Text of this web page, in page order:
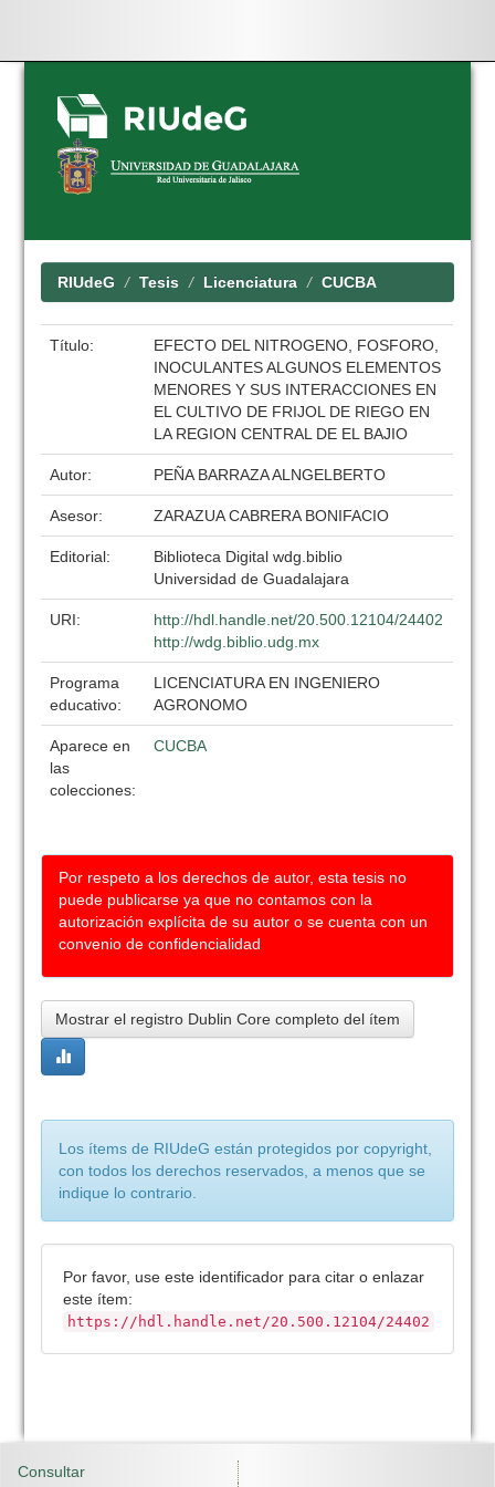
Skip
navigation
RIUdeG Tesis Licenciatura CUCBA
Título:
EFECTO DEL NITROGENO, FOSFORO,
INOCULANTES ALGUNOS ELEMENTOS
MENORES Y SUS INTERACCIONES EN
EL CULTIVO DE FRIJOL DE RIEGO EN
LA REGION CENTRAL DE EL BAJIO
Autor: PEÑA BARRAZA ALNGELBERTO
Asesor: ZARAZUA CABRERA BONIFACIO
Editorial:
Biblioteca Digital wdg.biblio
Universidad de Guadalajara
URI:
http://hdl.handle.net/20.500.12104/24402
http://wdg.biblio.udg.mx
Programa
educativo:
LICENCIATURA EN INGENIERO
AGRONOMO
Aparece en
las
colecciones:
CUCBA
Por respeto a los derechos de autor, esta tesis no
puede publicarse ya que no contamos con la
autorización explícita de su autor o se cuenta con un
convenio de confidencialidad
Mostrar el registro Dublin Core completo del ítem
Los ítems de RIUdeG están protegidos por copyright,
con todos los derechos reservados, a menos que se
indique lo contrario.
Por favor, use este identificador para citar o enlazar
este ítem:
https://hdl.handle.net/20.500.12104/24402
Consultar